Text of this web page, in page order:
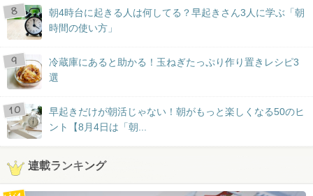
朝4時台に起きる人は何してる？早起きさん3人に学ぶ「朝
時間の使い方」
冷蔵庫にあると助かる！玉ねぎたっぷり作り置きレシピ3
選
早起きだけが朝活じゃない！朝がもっと楽しくなる50のヒ
ント【8月4日は「朝...
連載ランキング